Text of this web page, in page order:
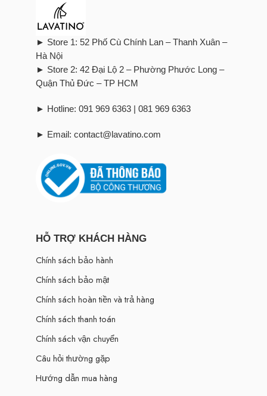
► Store 1: 52 Phố Cù Chính Lan – Thanh Xuân –
Hà Nội
► Store 2: 42 Đại Lộ 2 – Phường Phước Long –
Quận Thủ Đức – TP HCM
► Hotline: 091 969 6363 | 081 969 6363
► Email: contact@lavatino.com
HỖ TRỢ KHÁCH HÀNG
Chính sách bảo hành
Chính sách bảo mật
Chính sách hoàn tiền và trả hàng
Chính sách thanh toán
Chính sách vận chuyển
Câu hỏi thường gặp
Hướng dẫn mua hàng